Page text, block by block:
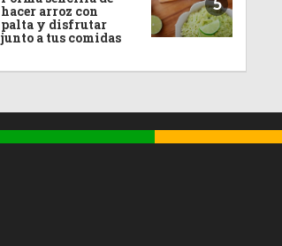
hacer arroz con
palta y disfrutar
junto a tus comidas